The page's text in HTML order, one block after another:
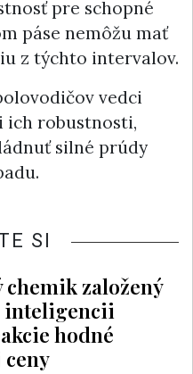
pre schopné
páse nemôžu mať
z týchto intervalov.
vedci
ich robustnosti,
silné prúdy
SI
založený
inteligencii
hodné
ceny